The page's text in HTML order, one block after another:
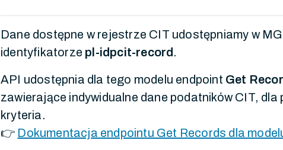
Dane dostępne w rejestrze CIT udostępniamy w
identyfikatorze pl-idpcit-record .
API udostępnia dla tego modelu endpoint Get
zawierające indywidualne dane podatników CIT,
kryteria.
👉 Dokumentacja endpointu Get Records dla